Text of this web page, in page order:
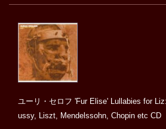
ユーリ・セロフ 'Fur Elise' Lullabies for
ussy, Liszt, Mendelssohn, Chopin etc CD